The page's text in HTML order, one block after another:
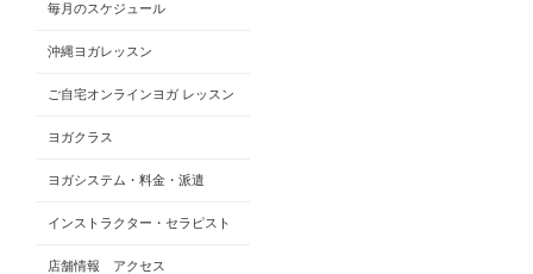
毎月のスケジュール
沖縄ヨガレッスン
ご自宅オンラインヨガ レッスン
ヨガクラス
ヨガシステム・料金・派遣
インストラクター・セラピスト
店舗情報 アクセス